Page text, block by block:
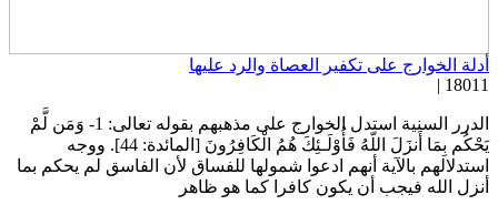
الخوارج على تكفير العصاة والرد عليها
الدرر السنية استدل الخوارج على مذهبهم بقوله تعالى: 1- وَمَن لَّمْ
يَحْكُم بِمَا أَنزَلَ اللّهُ فَأُوْلَـئِكَ هُمُ الْكَافِرُونَ [المائدة: 44]. ووجه
بالآية أنهم ادعوا شمولها للفساق لأن الفاسق لم يحكم بما
الله فيجب أن يكون كافرا كما هو ظاهر